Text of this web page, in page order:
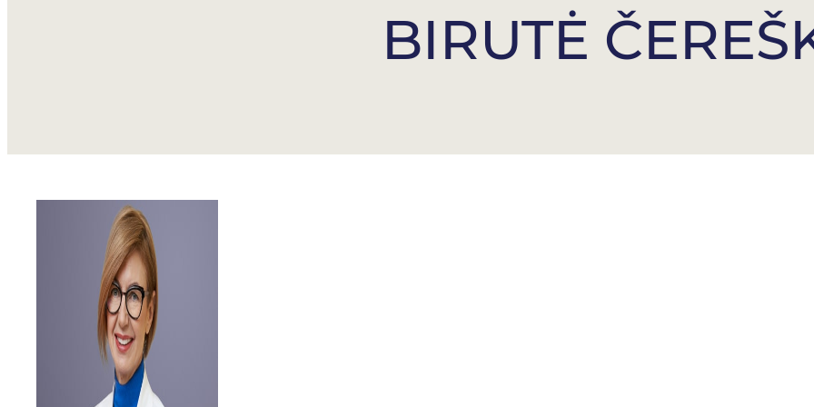
BIRUTĖ